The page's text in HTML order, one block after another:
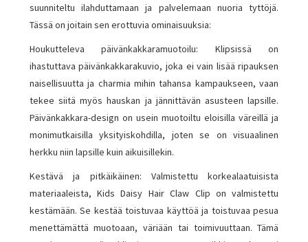
suunniteltu ilahduttamaan ja palvelemaan nuoria tyttöjä.
Tässä on joitain sen erottuvia ominaisuuksia:
Houkutteleva päivänkakkaramuotoilu: Klipsissä on
ihastuttava päivänkakkarakuvio, joka ei vain lisää ripauksen
naisellisuutta ja charmia mihin tahansa kampaukseen, vaan
tekee siitä myös hauskan ja jännittävän asusteen lapsille.
Päivänkakkara-design on usein muotoiltu eloisilla väreillä ja
monimutkaisilla yksityiskohdilla, joten se on visuaalinen
herkku niin lapsille kuin aikuisillekin.
Kestävä ja pitkäikäinen: Valmistettu korkealaatuisista
materiaaleista, Kids Daisy Hair Claw Clip on valmistettu
kestämään. Se kestää toistuvaa käyttöä ja toistuvaa pesua
menettämättä muotoaan, väriään tai toimivuuttaan. Tämä